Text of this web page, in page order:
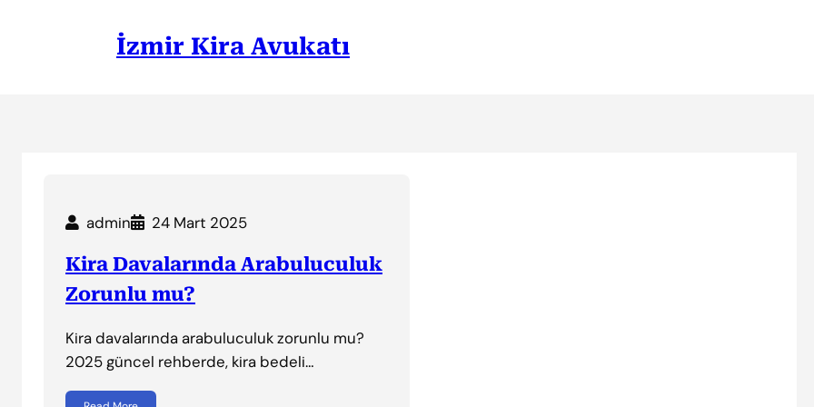
İzmir Kira Avukatı
admin 24 Mart 2025
Kira Davalarında Arabuluculuk
Zorunlu mu?
Kira davalarında arabuluculuk zorunlu mu?
2025 güncel rehberde, kira bedeli…